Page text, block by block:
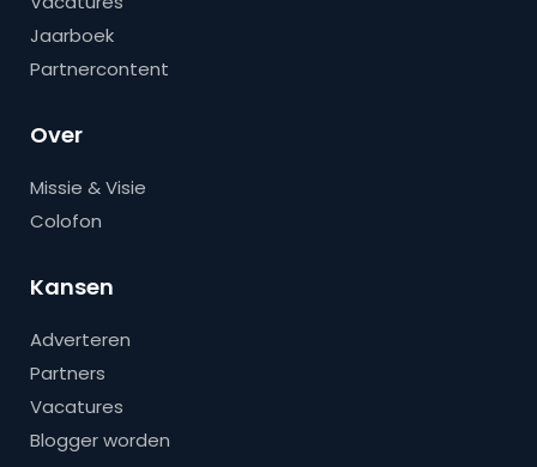
Jaarboek
Partnercontent
Over
Missie & Visie
Colofon
Kansen
Adverteren
Partners
Vacatures
Blogger worden